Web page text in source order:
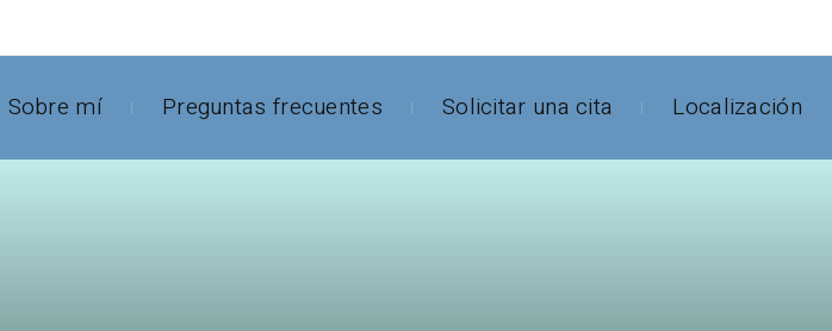
Sobre mí Preguntas frecuentes Solicitar una cita Localización